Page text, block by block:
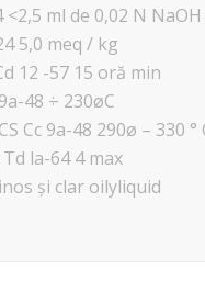
ml de 0,02 N NaOH
5,0 meq / kg
12 -57 15 oră min
48 ÷ 230øC
Cc 9a-48 290ø – 330 °
la-64 4 max
și clar oilyliquid